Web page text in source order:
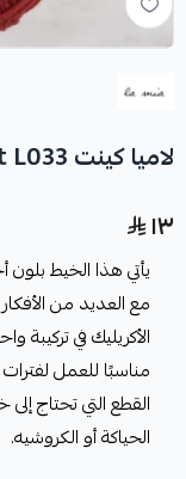
لاميا كينت La Mia Kent L033
١٣
يأتي هذا الخيط
مع العديد من
الأكريليك في تركيبة
مناسبًا للعمل
القطع التي تحتاج
الحياكة أو الكروشيه.